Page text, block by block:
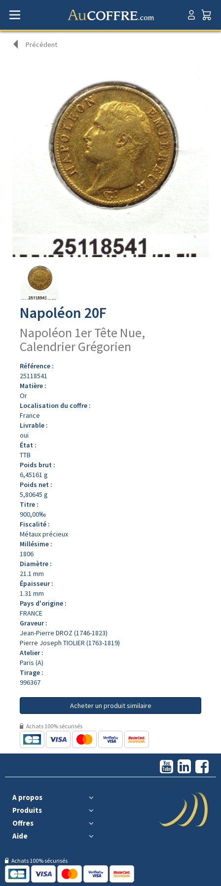
Précédent
produit
Napoléon 20F
Napoléon 1er Tête Nue,
Calendrier Grégorien
Référence :
25118541
Matière :
Or
Localisation du coffre :
France
Livrable :
oui
État :
TTB
Poids brut :
6,45161 g
Poids net :
5,80645 g
Titre :
900,00‰
Fiscalité :
Métaux précieux
Millésime :
1806
Diamètre :
21.1 mm
Épaisseur :
1.31 mm
Pays d'origine :
FRANCE
Graveur :
Jean-Pierre DROZ (1746-1823)
Pierre Joseph TIOLIER (1763-1819)
Atelier :
Paris (A)
Tirage :
996367
Acheter un produit similaire
Achats 100% sécurisés
A propos
Produits
Offres
Aide
Achats 100% sécurisés